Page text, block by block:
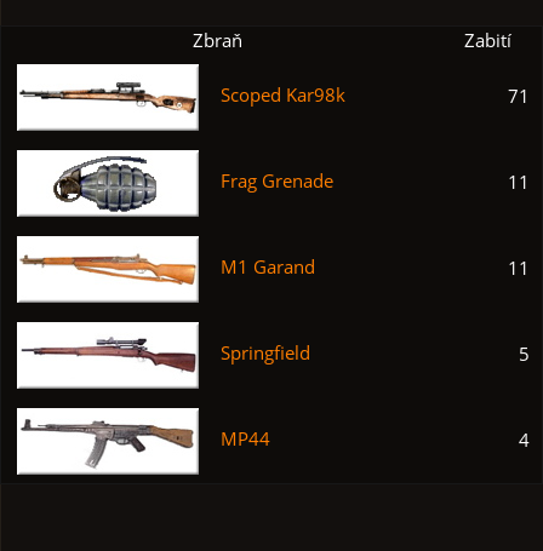
Zbraň Zabití
Scoped Kar98k 71
Frag Grenade 11
M1 Garand 11
Springfield 5
MP44 4